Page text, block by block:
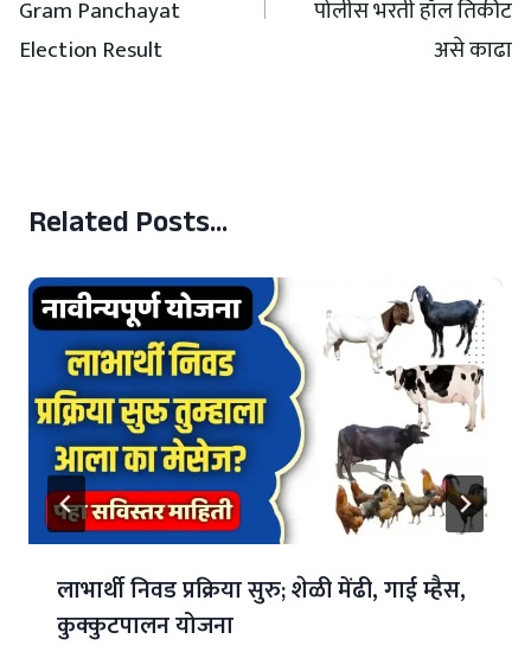
Gram Panchayat
Election Result
पोलीस भरती हॉल तिकीट
असे काढा
Related Posts...
लाभार्थी निवड प्रक्रिया सुरु; शेळी मेंढी, गाई म्हैस,
कुक्कुटपालन योजना